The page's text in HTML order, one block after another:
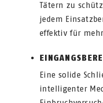
Tätern zu
jedem
effektiv für
Eine solide
intelligenter